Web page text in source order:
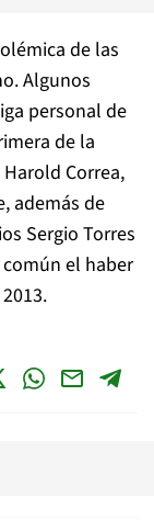
de las
Algunos
personal de
de la
Correa,
además de
Sergio Torres
el haber